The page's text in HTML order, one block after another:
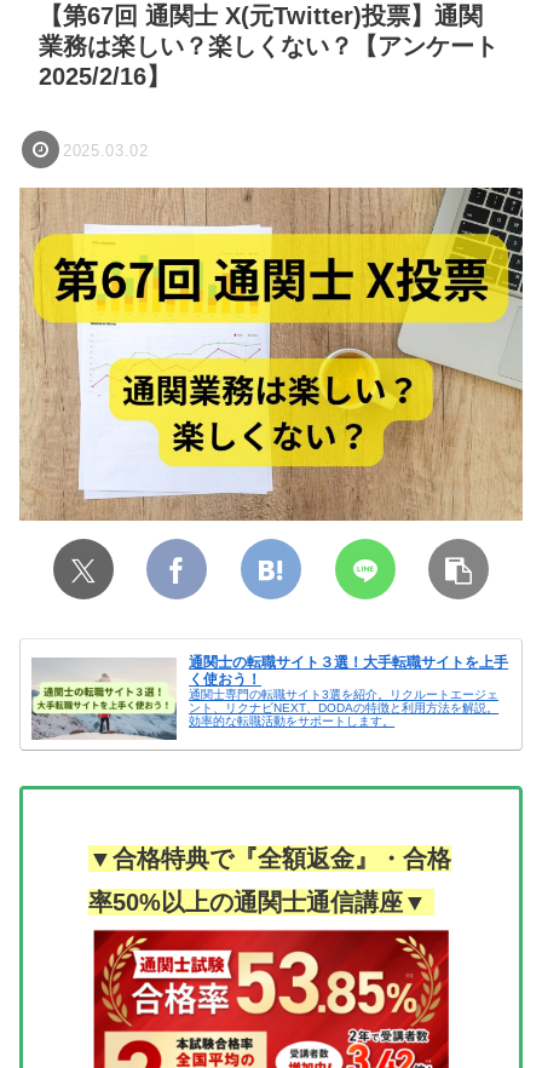
【第67回 通関士 X(元Twitter)投票】通関
業務は楽しい？楽しくない？【アンケート
2025/2/16】
2025.03.02
通関士の転職サイト３選！大手転職サイトを上手
く使おう！
通関士専門の転職サイト3選を紹介。リクルートエージェ
ント、リクナビNEXT、DODAの特徴と利用方法を解説。
効率的な転職活動をサポートします。
▼合格特典で『全額返金』・合格
率50%以上の通関士通信講座▼